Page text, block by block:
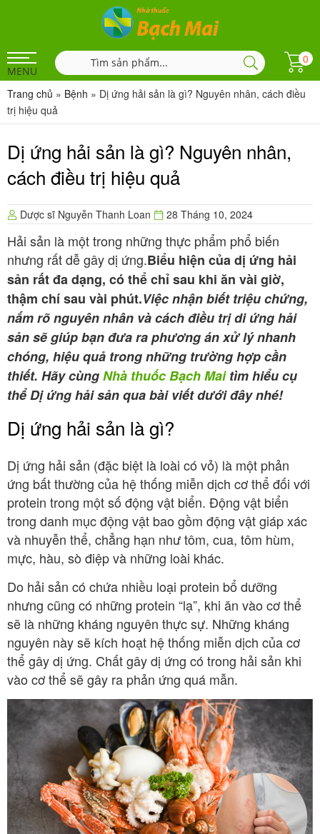
MENU
0
Trang chủ » Bệnh » Dị ứng hải sản là gì? Nguyên nhân, cách điều
trị hiệu quả
Dị ứng hải sản là gì? Nguyên nhân,
cách điều trị hiệu quả
Dược sĩ Nguyễn Thanh Loan 28 Tháng 10, 2024
Hải sản là một trong những thực phẩm phổ biến
nhưng rất dễ gây dị ứng.Biểu hiện của dị ứng hải
sản rất đa dạng, có thể chỉ sau khi ăn vài giờ,
thậm chí sau vài phút.Việc nhận biết triệu chứng,
nắm rõ nguyên nhân và cách điều trị di ứng hải
sản sẽ giúp bạn đưa ra phương án xử lý nhanh
chóng, hiệu quả trong những trường hợp cần
thiết. Hãy cùngNhà thuốc Bạch Maitìm hiểu cụ
thể Dị ứng hải sản qua bài viết dưới đây nhé!
Dị ứng hải sản là gì?
Dị ứng hải sản (đặc biệt là loài có vỏ) là một phản
ứng bất thường của hệ thống miễn dịch cơ thể đối với
protein trong một số động vật biển. Động vật biển
trong danh mục động vật bao gồm động vật giáp xác
và nhuyễn thể, chẳng hạn như tôm, cua, tôm hùm,
mực, hàu, sò điệp và những loài khác.
Do hải sản có chứa nhiều loại protein bổ dưỡng
nhưng cũng có những protein “lạ”, khi ăn vào cơ thể
sẽ là những kháng nguyên thực sự. Những kháng
nguyên này sẽ kích hoạt hệ thống miễn dịch của cơ
thể gây dị ứng. Chất gây dị ứng có trong hải sản khi
vào cơ thể sẽ gây ra phản ứng quá mẫn.